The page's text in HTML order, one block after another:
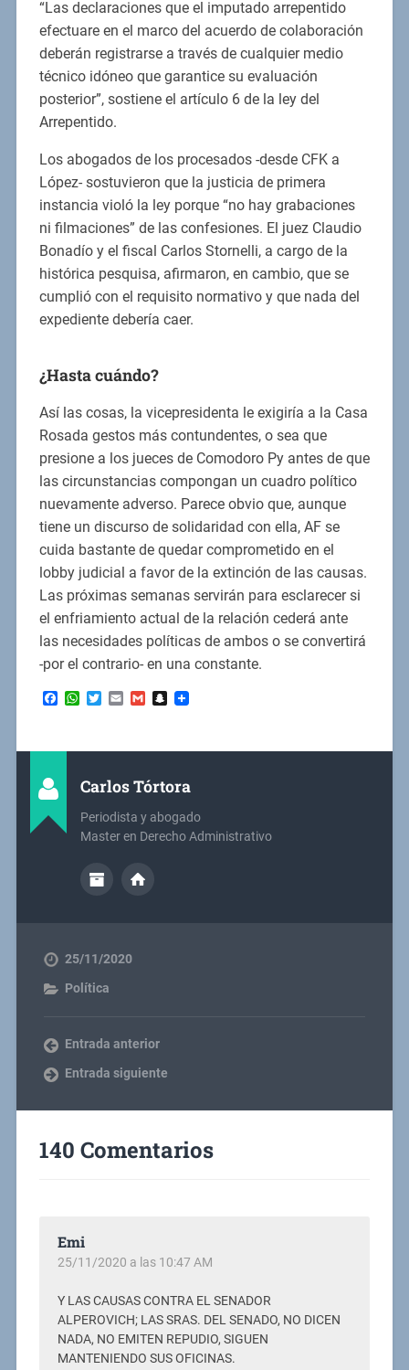
“Las declaraciones que el imputado arrepentido
efectuare en el marco del acuerdo de colaboración
deberán registrarse a través de cualquier medio
técnico idóneo que garantice su evaluación
posterior”, sostiene el artículo 6 de la ley del
Arrepentido.
Los abogados de los procesados -desde CFK a
López- sostuvieron que la justicia de primera
instancia violó la ley porque “no hay grabaciones
ni filmaciones” de las confesiones. El juez Claudio
Bonadío y el fiscal Carlos Stornelli, a cargo de la
histórica pesquisa, afirmaron, en cambio, que se
cumplió con el requisito normativo y que nada del
expediente debería caer.
¿Hasta cuándo?
Así las cosas, la vicepresidenta le exigiría a la Casa
Rosada gestos más contundentes, o sea que
presione a los jueces de Comodoro Py antes de que
las circunstancias compongan un cuadro político
nuevamente adverso. Parece obvio que, aunque
tiene un discurso de solidaridad con ella, AF se
cuida bastante de quedar comprometido en el
lobby judicial a favor de la extinción de las causas.
Las próximas semanas servirán para esclarecer si
el enfriamiento actual de la relación cederá ante
las necesidades políticas de ambos o se convertirá
-por el contrario- en una constante.
Facebook
WhatsApp
Twitter
EmailGmailSnapchat
Carlos Tórtora
Periodista y abogado
Master en Derecho Administrativo
25/11/2020
Política
Entrada anterior
Entrada siguiente
140 Comentarios
Emi
25/11/2020 a las 10:47 AM
Y LAS CAUSAS CONTRA EL SENADOR
ALPEROVICH; LAS SRAS. DEL SENADO, NO DICEN
NADA, NO EMITEN REPUDIO, SIGUEN
MANTENIENDO SUS OFICINAS.